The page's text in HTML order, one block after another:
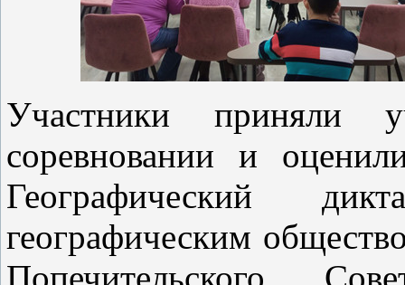
Участники приняли
соревновании и
Географический
географическим